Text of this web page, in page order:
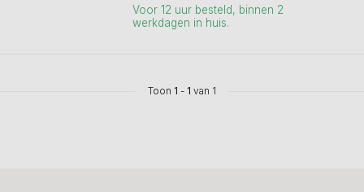
Voor 12 uur besteld, binnen 2
werkdagen in huis.
Toon 1 - 1 van 1